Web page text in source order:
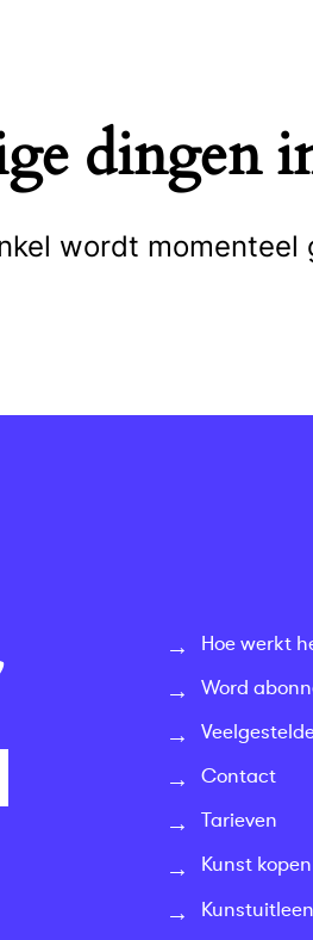
dingen
wordt
Hoe werkt
Word
Contact
Tarieven
Kunst kopen
Kunstuitleen